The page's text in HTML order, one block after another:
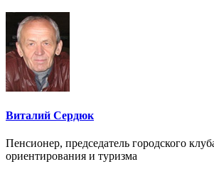
Виталий Сердюк
Пенсионер, председатель городского
ориентирования и туризма